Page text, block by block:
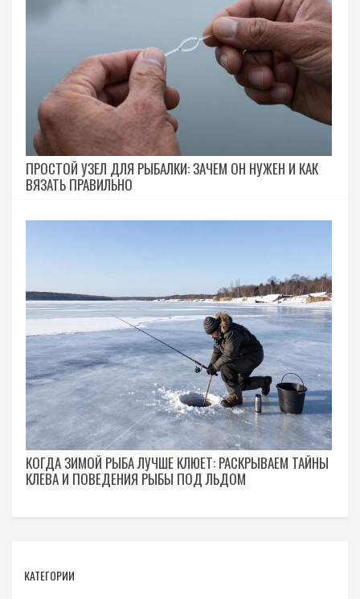
ПРОСТОЙ УЗЕЛ ДЛЯ РЫБАЛКИ: ЗАЧЕМ ОН НУЖЕН И КАК
ВЯЗАТЬ ПРАВИЛЬНО
КОГДА ЗИМОЙ РЫБА ЛУЧШЕ КЛЮЕТ: РАСКРЫВАЕМ ТАЙНЫ
КЛЕВА И ПОВЕДЕНИЯ РЫБЫ ПОД ЛЬДОМ
КАТЕГОРИИ